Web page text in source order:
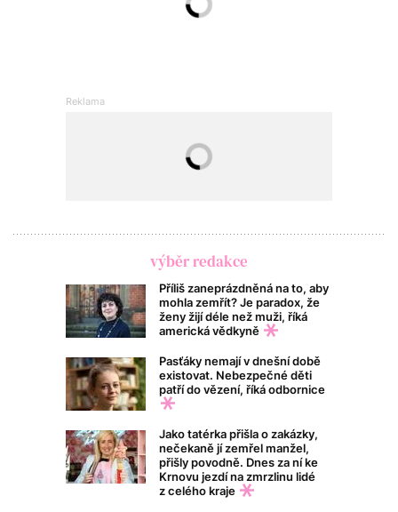
výběr redakce
Příliš zaneprázdněná na to, aby
mohla zemřít? Je paradox, že
ženy žijí déle než muži, říká
americká vědkyně
Pasťáky nemají v dnešní době
existovat. Nebezpečné děti
patří do vězení, říká odbornice
Jako tatérka přišla o zakázky,
nečekaně jí zemřel manžel,
přišly povodně. Dnes za ní ke
Krnovu jezdí na zmrzlinu lidé
z celého kraje